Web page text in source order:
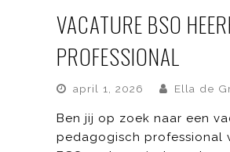
VACATURE BSO
PROFESSIONAL
april 1, 2026 Ella de
Ben jij op zoek naar een
pedagogisch professional